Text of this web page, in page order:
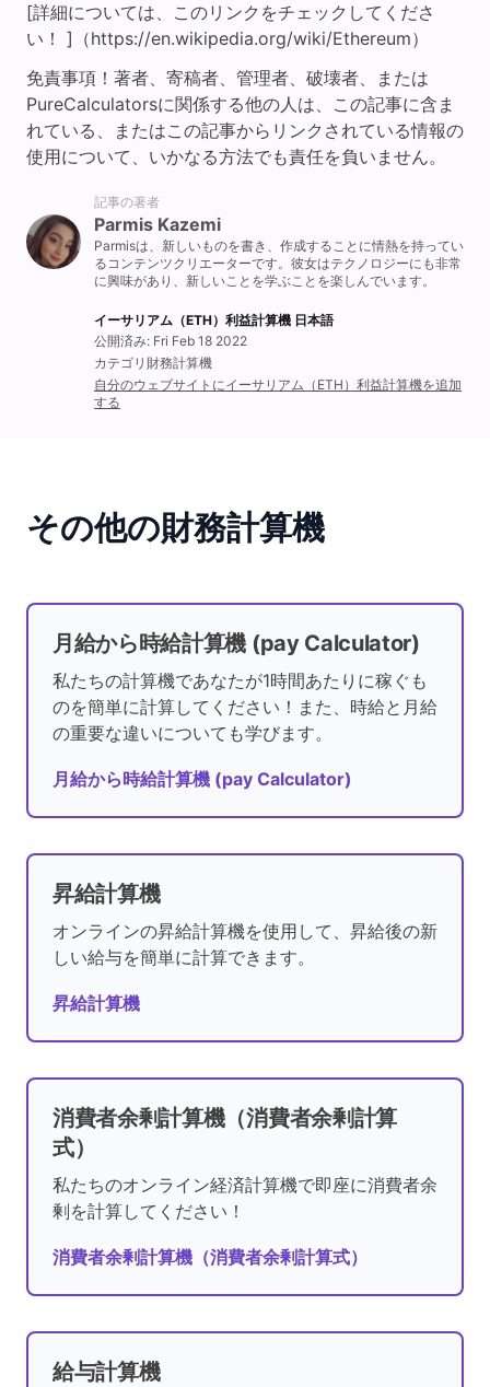
[詳細については、このリンクをチェックしてくださ
い！ ]（https://en.wikipedia.org/wiki/Ethereum）
免責事項！著者、寄稿者、管理者、破壊者、または
PureCalculatorsに関係する他の人は、この記事に含ま
れている、またはこの記事からリンクされている情報の
使用について、いかなる方法でも責任を負いません。
記事の著者
Parmis Kazemi
Parmisは、新しいものを書き、作成することに情熱を持ってい
るコンテンツクリエーターです。彼女はテクノロジーにも非常
に興味があり、新しいことを学ぶことを楽しんでいます。
イーサリアム（ETH）利益計算機 日本語
公開済み: Fri Feb 18 2022
カテゴリ財務計算機
自分のウェブサイトにイーサリアム（ETH）利益計算機を追加
する
その他の財務計算機
月給から時給計算機 (pay Calculator)
私たちの計算機であなたが1時間あたりに稼ぐも
のを簡単に計算してください！また、時給と月給
の重要な違いについても学びます。
月給から時給計算機 (pay Calculator)
昇給計算機
オンラインの昇給計算機を使用して、昇給後の新
しい給与を簡単に計算できます。
昇給計算機
消費者余剰計算機（消費者余剰計算
式）
私たちのオンライン経済計算機で即座に消費者余
剰を計算してください！
消費者余剰計算機（消費者余剰計算式）
給与計算機